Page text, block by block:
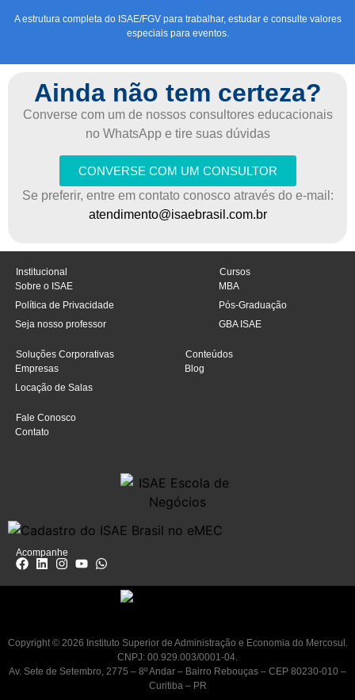
A estrutura completa do ISAE/FGV para trabalhar, estudar e consulte valores
especiais para eventos.
Ainda não tem certeza?
Converse com um de nossos consultores educacionais
no WhatsApp e tire suas dúvidas
CONVERSE COM UM CONSULTOR
Se preferir, entre em contato conosco através do e-mail:
atendimento@isaebrasil.com.br
Institucional
Sobre o ISAE
Política de Privacidade
Seja nosso professor
Cursos
MBA
Pós-Graduação
GBA ISAE
Soluções Corporativas
Empresas
Locação de Salas
Conteúdos
Blog
Fale Conosco
Contato
Acompanhe
Copyright © 2026 Instituto Superior de Administração e Economia do Mercosul.
CNPJ: 00.929.003/0001-04.
Av. Sete de Setembro, 2775 – 8º Andar – Bairro Rebouças – CEP 80230-010 –
Curitiba – PR